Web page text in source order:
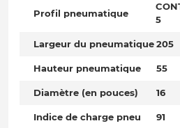
Profil pneumatique
5
Largeur du pneumatique205
Hauteur pneumatique 55
Diamètre (en pouces) 16
Indice de charge pneu 91